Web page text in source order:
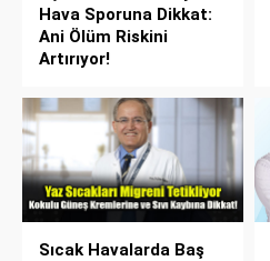
Hava Sporuna Dikkat:
Ani Ölüm Riskini
Artırıyor!
Sıcak Havalarda Baş